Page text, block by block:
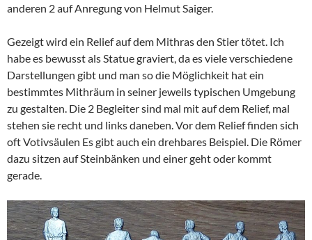
anderen 2 auf Anregung von Helmut Saiger.
Gezeigt wird ein Relief auf dem Mithras den Stier tötet. Ich
habe es bewusst als Statue graviert, da es viele verschiedene
Darstellungen gibt und man so die Möglichkeit hat ein
bestimmtes Mithräum in seiner jeweils typischen Umgebung
zu gestalten. Die 2 Begleiter sind mal mit auf dem Relief, mal
stehen sie recht und links daneben. Vor dem Relief finden sich
oft Votivsäulen Es gibt auch ein drehbares Beispiel. Die Römer
dazu sitzen auf Steinbänken und einer geht oder kommt
gerade.